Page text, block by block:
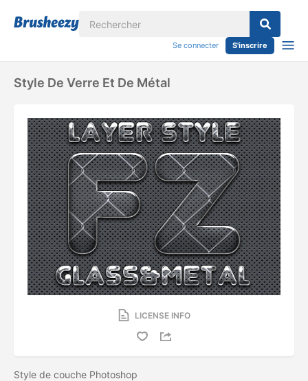
Se connecter S'inscrire
Style De Verre Et De Métal
LICENSE INFO
Style de couche Photoshop